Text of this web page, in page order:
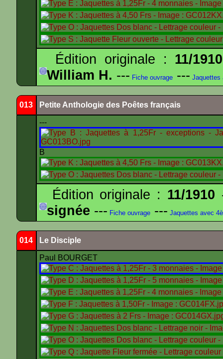
Édition originale : 11/1910
William H. --- Fiche ouvrage --- Jaquettes
013 Petite Anthologie des Poêtes français
---
B
Édition originale : 11/1910
signée --- Fiche ouvrage --- Jaquettes avec
014 Le Disciple
Paul BOURGET